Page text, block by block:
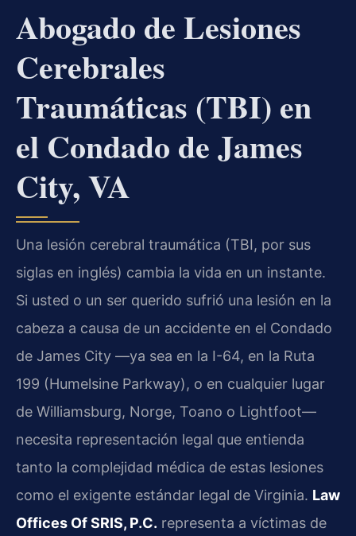
Abogado de Lesiones
Cerebrales
Traumáticas (TBI) en
el Condado de James
City, VA
Una lesión cerebral traumática (TBI, por sus
siglas en inglés) cambia la vida en un instante.
Si usted o un ser querido sufrió una lesión en la
cabeza a causa de un accidente en el Condado
de James City —ya sea en la I-64, en la Ruta
199 (Humelsine Parkway), o en cualquier lugar
de Williamsburg, Norge, Toano o Lightfoot—
necesita representación legal que entienda
tanto la complejidad médica de estas lesiones
como el exigente estándar legal de Virginia. Law
Offices Of SRIS, P.C. representa a víctimas de